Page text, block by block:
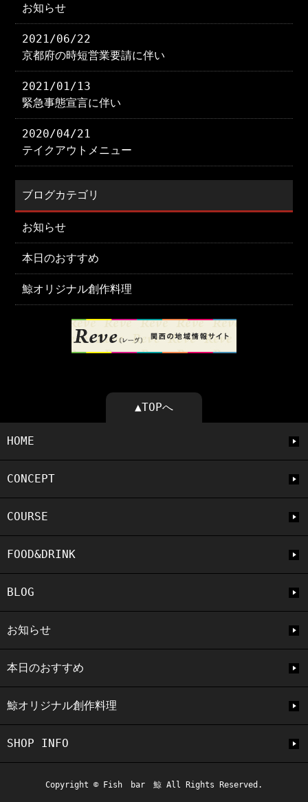
お知らせ
2021/06/22
京都府の時短営業要請に伴い
2021/01/13
緊急事態宣言に伴い
2020/04/21
テイクアウトメニュー
ブログカテゴリ
お知らせ
本日のおすすめ
鯨オリジナル創作料理
▲TOPへ
HOME
CONCEPT
COURSE
FOOD&DRINK
BLOG
お知らせ
本日のおすすめ
鯨オリジナル創作料理
SHOP INFO
Copyright © Fish bar 鯨 All Rights Reserved.